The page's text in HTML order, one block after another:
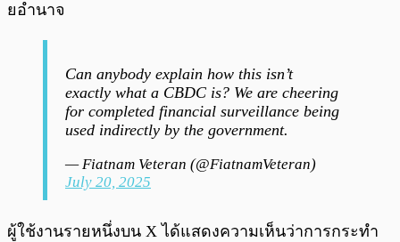
ยอำนาจ
Can anybody explain how this isn’t
exactly what a CBDC is? We are cheering
for completed financial surveillance being
used indirectly by the government.
— Fiatnam Veteran (@FiatnamVeteran)
July 20, 2025
ผู้ใช้งานรายหนึ่งบน X ได้แสดงความเห็นว่าการกระทำ